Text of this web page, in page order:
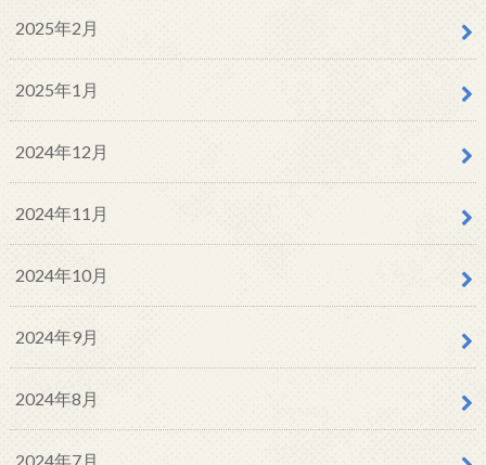
2025年2月
2025年1月
2024年12月
2024年11月
2024年10月
2024年9月
2024年8月
2024年7月